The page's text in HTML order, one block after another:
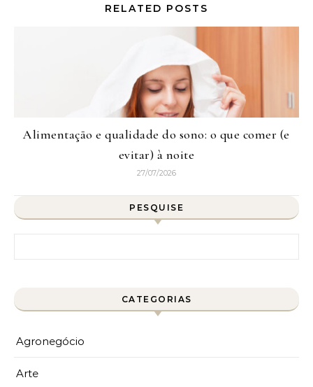
RELATED POSTS
Alimentação e qualidade do sono: o que comer (e
evitar) à noite
27/07/2026
PESQUISE
CATEGORIAS
Agronegócio
Arte